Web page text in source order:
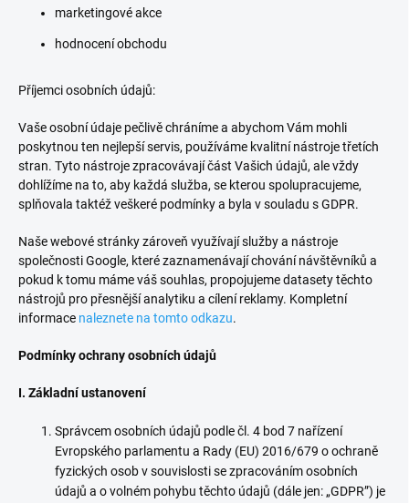
marketingové akce
hodnocení obchodu
Příjemci osobních údajů:
Vaše osobní údaje pečlivě chráníme a abychom Vám mohli
poskytnou ten nejlepší servis, používáme kvalitní nástroje třetích
stran. Tyto nástroje zpracovávají část Vašich údajů, ale vždy
dohlížíme na to, aby každá služba, se kterou spolupracujeme,
splňovala taktéž veškeré podmínky a byla v souladu s GDPR.
Naše webové stránky zároveň využívají služby a nástroje
společnosti Google, které zaznamenávají chování návštěvníků a
pokud k tomu máme váš souhlas, propojujeme datasety těchto
nástrojů pro přesnější analytiku a cílení reklamy. Kompletní
informace naleznete na tomto odkazu.
Podmínky ochrany osobních údajů
I. Základní ustanovení
Správcem osobních údajů podle čl. 4 bod 7 nařízení
Evropského parlamentu a Rady (EU) 2016/679 o ochraně
fyzických osob v souvislosti se zpracováním osobních
údajů a o volném pohybu těchto údajů (dále jen: „GDPR”) je